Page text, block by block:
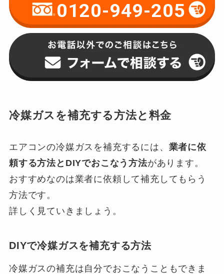
0120-949-205
冷媒ガスを補充する方法と料金
エアコンの冷媒ガスを補充するには、 業者に依
頼する方法とDIYでおこなう方法があります。
おすすめなのは業者に依頼して補充してもらう
方法です。
詳しく見ていきましょう。
DIYで冷媒ガスを補充する方法
冷媒ガスの補充は自分でおこなうこともできま